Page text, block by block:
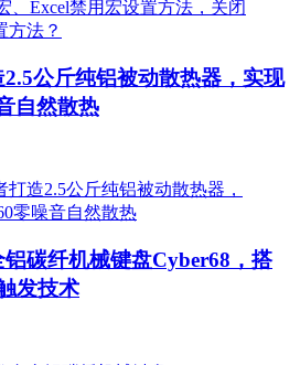
公斤纯铝被动散热器，实现
自然散热
碳纤机械键盘Cyber68，搭
发技术